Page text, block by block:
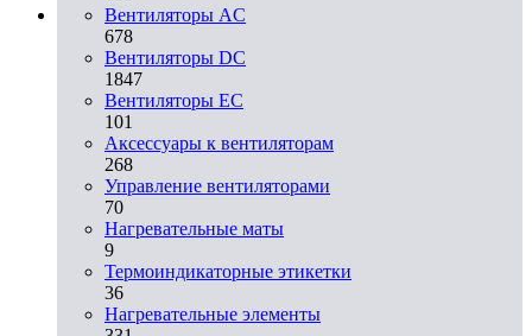
Вентиляторы AC
678
Вентиляторы DC
1847
Вентиляторы EC
101
Аксессуары к вентиляторам
268
Управление вентиляторами
70
Нагревательные маты
9
Термоиндикаторные этикетки
36
Нагревательные элементы